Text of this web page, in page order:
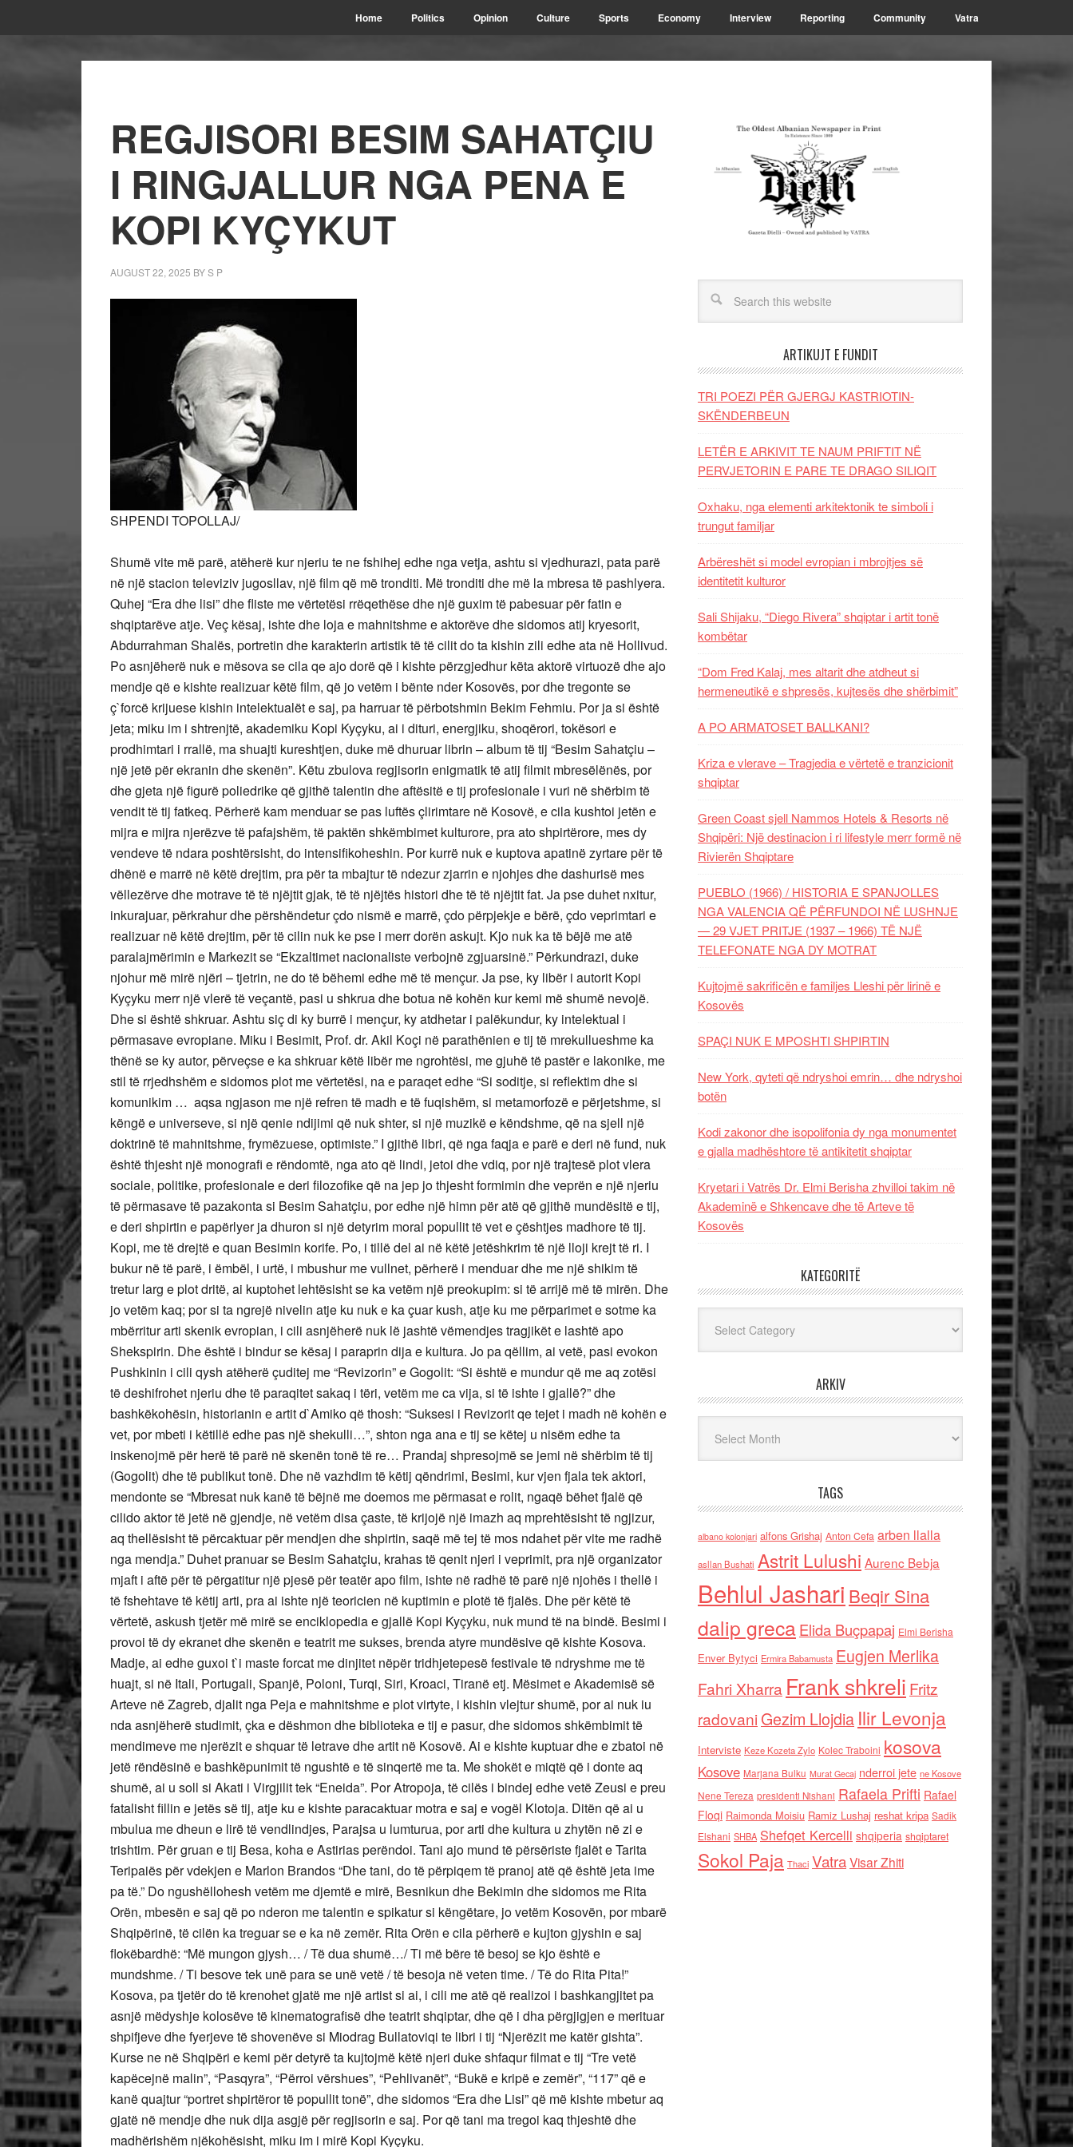
Home Politics Opinion Culture Sports Economy Interview Reporting Community Vatra
REGJISORI BESIM SAHATÇIU
I RINGJALLUR NGA PENA E
KOPI KYÇYKUT
AUGUST 22, 2025 BYS P
SHPENDI TOPOLLAJ/
Shumë vite më parë, atëherë kur njeriu te ne fshihej edhe nga vetja, ashtu si vjedhurazi, pata parë
në një stacion televiziv jugosllav, një film që më tronditi. Më tronditi dhe më la mbresa të pashlyera.
Quhej “Era dhe lisi” dhe fliste me vërtetësi rrëqethëse dhe një guxim të pabesuar për fatin e
shqiptarëve atje. Veç kësaj, ishte dhe loja e mahnitshme e aktorëve dhe sidomos atij kryesorit,
Abdurrahman Shalës, portretin dhe karakterin artistik të të cilit do ta kishin zili edhe ata në Hollivud.
Po asnjëherë nuk e mësova se cila qe ajo dorë që i kishte përzgjedhur këta aktorë virtuozë dhe ajo
mendje që e kishte realizuar këtë film, që jo vetëm i bënte nder Kosovës, por dhe tregonte se
ç`forcë krijuese kishin intelektualët e saj, pa harruar të përbotshmin Bekim Fehmiu. Por ja si është
jeta; miku im i shtrenjtë, akademiku Kopi Kyçyku, ai i dituri, energjiku, shoqërori, tokësori e
prodhimtari i rrallë, ma shuajti kureshtjen, duke më dhuruar librin – album të tij “Besim Sahatçiu –
një jetë për ekranin dhe skenën”. Këtu zbulova regjisorin enigmatik të atij filmit mbresëlënës, por
dhe gjeta një figurë poliedrike që gjithë talentin dhe aftësitë e tij profesionale i vuri në shërbim të
vendit të tij fatkeq. Përherë kam menduar se pas luftës çlirimtare në Kosovë, e cila kushtoi jetën e
mijra e mijra njerëzve të pafajshëm, të paktën shkëmbimet kulturore, pra ato shpirtërore, mes dy
vendeve të ndara poshtërsisht, do intensifikoheshin. Por kurrë nuk e kuptova apatinë zyrtare për të
dhënë e marrë në këtë drejtim, pra për ta mbajtur të ndezur zjarrin e njohjes dhe dashurisë mes
vëllezërve dhe motrave të të njëjtit gjak, të të njëjtës histori dhe të të njëjtit fat. Ja pse duhet nxitur,
inkurajuar, përkrahur dhe përshëndetur çdo nismë e marrë, çdo përpjekje e bërë, çdo veprimtari e
realizuar në këtë drejtim, për të cilin nuk ke pse i merr dorën askujt. Kjo nuk ka të bëjë me atë
paralajmërimin e Markezit se “Ekzaltimet nacionaliste verbojnë zgjuarsinë.” Përkundrazi, duke
njohur më mirë njëri – tjetrin, ne do të bëhemi edhe më të mençur. Ja pse, ky libër i autorit Kopi
Kyçyku merr një vlerë të veçantë, pasi u shkrua dhe botua në kohën kur kemi më shumë nevojë.
Dhe si është shkruar. Ashtu siç di ky burrë i mençur, ky atdhetar i palëkundur, ky intelektual i
përmasave evropiane. Miku i Besimit, Prof. dr. Akil Koçi në parathënien e tij të mrekullueshme ka
thënë se ky autor, përveçse e ka shkruar këtë libër me ngrohtësi, me gjuhë të pastër e lakonike, me
stil të rrjedhshëm e sidomos plot me vërtetësi, na e paraqet edhe “Si soditje, si reflektim dhe si
komunikim … aqsa ngjason me një refren të madh e të fuqishëm, si metamorfozë e përjetshme, si
këngë e universeve, si një qenie ndijimi që nuk shter, si një muzikë e këndshme, që na sjell një
doktrinë të mahnitshme, frymëzuese, optimiste.” I gjithë libri, që nga faqja e parë e deri në fund, nuk
është thjesht një monografi e rëndomtë, nga ato që lindi, jetoi dhe vdiq, por një trajtesë plot vlera
sociale, politike, profesionale e deri filozofike që na jep jo thjesht formimin dhe veprën e një njeriu
të përmasave të pazakonta si Besim Sahatçiu, por edhe një himn për atë që gjithë mundësitë e tij,
e deri shpirtin e papërlyer ja dhuron si një detyrim moral popullit të vet e çështjes madhore të tij.
Kopi, me të drejtë e quan Besimin korife. Po, i tillë del ai në këtë jetëshkrim të një lloji krejt të ri. I
bukur në të parë, i ëmbël, i urtë, i mbushur me vullnet, përherë i menduar dhe me një shikim të
tretur larg e plot dritë, ai kuptohet lehtësisht se ka vetëm një preokupim: si të arrijë më të mirën. Dhe
jo vetëm kaq; por si ta ngrejë nivelin atje ku nuk e ka çuar kush, atje ku me përparimet e sotme ka
mbërritur arti skenik evropian, i cili asnjëherë nuk lë jashtë vëmendjes tragjikët e lashtë apo
Shekspirin. Dhe është i bindur se kësaj i paraprin dija e kultura. Jo pa qëllim, ai vetë, pasi evokon
Pushkinin i cili qysh atëherë çuditej me “Revizorin” e Gogolit: “Si është e mundur që me aq zotësi
të deshifrohet njeriu dhe të paraqitet sakaq i tëri, vetëm me ca vija, si të ishte i gjallë?” dhe
bashkëkohësin, historianin e artit d`Amiko që thosh: “Suksesi i Revizorit qe tejet i madh në kohën e
vet, por mbeti i këtillë edhe pas një shekulli…”, shton nga ana e tij se këtej u nisëm edhe ta
inskenojmë për herë të parë në skenën tonë të re… Prandaj shpresojmë se jemi në shërbim të tij
(Gogolit) dhe të publikut tonë. Dhe në vazhdim të këtij qëndrimi, Besimi, kur vjen fjala tek aktori,
mendonte se “Mbresat nuk kanë të bëjnë me doemos me përmasat e rolit, ngaqë bëhet fjalë që
cilido aktor të jetë në gjendje, në vetëm disa çaste, të krijojë një imazh aq mprehtësisht të ngjizur,
aq thellësisht të përcaktuar për mendjen dhe shpirtin, saqë më tej të mos ndahet për vite me radhë
nga mendja.” Duhet pranuar se Besim Sahatçiu, krahas të qenit njeri i veprimit, pra një organizator
mjaft i aftë për të përgatitur një pjesë për teatër apo film, ishte në radhë të parë një njohës i thellë i
të fshehtave të këtij arti, pra ai ishte një teoricien në kuptimin e plotë të fjalës. Dhe për këtë të
vërtetë, askush tjetër më mirë se enciklopedia e gjallë Kopi Kyçyku, nuk mund të na bindë. Besimi i
provoi të dy ekranet dhe skenën e teatrit me sukses, brenda atyre mundësive që kishte Kosova.
Madje, ai edhe guxoi t`i maste forcat me dinjitet nëpër tridhjetepesë festivale të ndryshme me të
huajt, si në Itali, Portugali, Spanjë, Poloni, Turqi, Siri, Kroaci, Tiranë etj. Mësimet e Akademisë së
Arteve në Zagreb, djalit nga Peja e mahnitshme e plot virtyte, i kishin vlejtur shumë, por ai nuk iu
nda asnjëherë studimit, çka e dëshmon dhe biblioteka e tij e pasur, dhe sidomos shkëmbimit të
mendimeve me njerëzit e shquar të letrave dhe artit në Kosovë. Ai e kishte kuptuar dhe e zbatoi në
jetë rëndësinë e bashkëpunimit të ngushtë e të sinqertë me ta. Me shokët e miqtë që i donte aq
shumë, ai u soll si Akati i Virgjilit tek “Eneida”. Por Atropoja, të cilës i bindej edhe vetë Zeusi e preu
fatalisht fillin e jetës së tij, atje ku e kishte paracaktuar motra e saj e vogël Klotoja. Ditën që ai u
mbulua me dheun e lirë të vendlindjes, Parajsa u lumturua, por arti dhe kultura u zhytën në zi e
trishtim. Për gruan e tij Besa, koha e Astirias perëndoi. Tani ajo mund të përsëriste fjalët e Tarita
Teripaiës për vdekjen e Marlon Brandos “Dhe tani, do të përpiqem të pranoj atë që është jeta ime
pa të.” Do ngushëllohesh vetëm me djemtë e mirë, Besnikun dhe Bekimin dhe sidomos me Rita
Orën, mbesën e saj që po nderon me talentin e spikatur si këngëtare, jo vetëm Kosovën, por mbarë
Shqipërinë, të cilën ka treguar se e ka në zemër. Rita Orën e cila përherë e kujton gjyshin e saj
flokëbardhë: “Më mungon gjysh… / Të dua shumë…/ Ti më bëre të besoj se kjo është e
mundshme. / Ti besove tek unë para se unë vetë / të besoja në veten time. / Të do Rita Pita!”
Kosova, pa tjetër do të krenohet gjatë me një artist si ai, i cili me atë që realizoi i bashkangjitet pa
asnjë mëdyshje kolosëve të kinematografisë dhe teatrit shqiptar, dhe që i dha përgjigjen e merituar
shpifjeve dhe fyerjeve të shovenëve si Miodrag Bullatoviqi te libri i tij “Njerëzit me katër gishta”.
Kurse ne në Shqipëri e kemi për detyrë ta kujtojmë këtë njeri duke shfaqur filmat e tij “Tre vetë
kapëcejnë malin”, “Pasqyra”, “Përroi vërshues”, “Pehlivanët”, “Bukë e kripë e zemër”, “117” që e
kanë quajtur “portret shpirtëror të popullit tonë”, dhe sidomos “Era dhe Lisi” që më kishte mbetur aq
gjatë në mendje dhe nuk dija asgjë për regjisorin e saj. Por që tani ma tregoi kaq thjeshtë dhe
madhërishëm njëkohësisht, miku im i mirë Kopi Kyçyku.
ARTIKUJT E FUNDIT
TRI POEZI PËR GJERGJ KASTRIOTIN-
SKËNDERBEUN
LETËR E ARKIVIT TE NAUM PRIFTIT NË
PERVJETORIN E PARE TE DRAGO SILIQIT
Oxhaku, nga elementi arkitektonik te simboli i
trungut familjar
Arbëreshët si model evropian i mbrojtjes së
identitetit kulturor
Sali Shijaku, “Diego Rivera” shqiptar i artit tonë
kombëtar
“Dom Fred Kalaj, mes altarit dhe atdheut si
hermeneutikë e shpresës, kujtesës dhe shërbimit”
A PO ARMATOSET BALLKANI?
Kriza e vlerave – Tragjedia e vërtetë e tranzicionit
shqiptar
Green Coast sjell Nammos Hotels & Resorts në
Shqipëri: Një destinacion i ri lifestyle merr formë në
Rivierën Shqiptare
PUEBLO (1966) / HISTORIA E SPANJOLLES
NGA VALENCIA QË PËRFUNDOI NË LUSHNJE
— 29 VJET PRITJE (1937 – 1966) TË NJË
TELEFONATE NGA DY MOTRAT
Kujtojmë sakrificën e familjes Lleshi për lirinë e
Kosovës
SPAÇI NUK E MPOSHTI SHPIRTIN
New York, qyteti që ndryshoi emrin… dhe ndryshoi
botën
Kodi zakonor dhe isopolifonia dy nga monumentet
e gjalla madhështore të antikitetit shqiptar
Kryetari i Vatrës Dr. Elmi Berisha zhvilloi takim në
Akademinë e Shkencave dhe të Arteve të
Kosovës
KATEGORITË
ARKIV
TAGS
albano kolonjari alfons Grishaj Anton Cefa arben llalla
asllan Bushati Astrit Lulushi Aurenc Bebja
Behlul Jashari Beqir Sina
dalip grecaElida Buçpapaj Elmi Berisha
Enver Bytyci Ermira Babamusta Eugjen Merlika
Fahri Xharra Frank shkreli Fritz
radovaniGezim Llojdia Ilir Levonja
Interviste Keze Kozeta Zylo Kolec Traboini kosova
Kosove Marjana Bulku Murat Gecaj nderroi jete ne Kosove
Nene Tereza presidenti Nishani Rafaela Prifti Rafael
Floqi Raimonda Moisiu Ramiz Lushaj reshat kripa Sadik
Elshani SHBA Shefqet Kercelli shqiperia shqiptaret
Sokol Paja Thaci VatraVisar Zhiti